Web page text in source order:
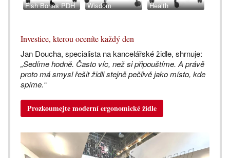
Fish Bones PDH Wisdom Health
Investice, kterou oceníte každý den
Jan Doucha, specialista na kancelářské židle, shrnuje:
„Sedíme hodně. Často víc, než si připouštíme. A právě
proto má smysl řešit židli stejně pečlivě jako místo, kde
spíme.“
Prozkoumejte moderní ergonomické židle